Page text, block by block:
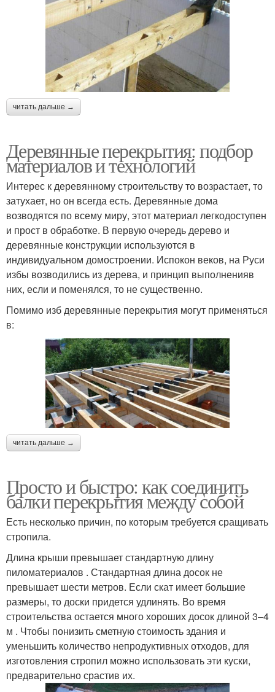
читать дальше →
Деревянные перекрытия: подбор
материалов и технологий
Интерес к деревянному строительству то возрастает, то
затухает, но он всегда есть. Деревянные дома
возводятся по всему миру, этот материал легкодоступен
и прост в обработке. В первую очередь дерево и
деревянные конструкции используются в
индивидуальном домостроении. Испокон веков, на Руси
избы возводились из дерева, и принцип выполненияв
них, если и поменялся, то не существенно.
Помимо изб деревянные перекрытия могут применяться
в:
читать дальше →
Просто и быстро: как соединить
балки перекрытия между собой
Есть несколько причин, по которым требуется сращивать
стропила.
Длина крыши превышает стандартную длину
пиломатериалов . Стандартная длина досок не
превышает шести метров. Если скат имеет большие
размеры, то доски придется удлинять. Во время
строительства остается много хороших досок длиной 3–4
м . Чтобы понизить сметную стоимость здания и
уменьшить количество непродуктивных отходов, для
изготовления стропил можно использовать эти куски,
предварительно срастив их.